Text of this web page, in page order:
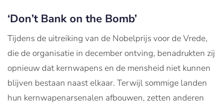
‘Don’t Bank on the Bomb’
Tijdens de uitreiking van de Nobelprijs voor de Vrede,
die de organisatie in december ontving, benadrukten zij
opnieuw dat kernwapens en de mensheid niet kunnen
blijven bestaan naast elkaar. Terwijl sommige landen
hun kernwapenarsenalen afbouwen, zetten anderen